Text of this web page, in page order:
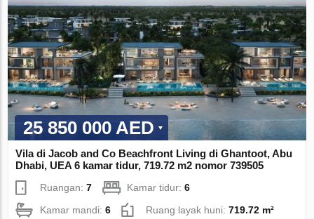
25 850 000 AED
Vila di Jacob and Co Beachfront Living di Ghantoot, Abu
Dhabi, UEA 6 kamar tidur, 719.72 m2 nomor 739505
Ruangan:7 Kamar tidur:6
Kamar mandi:6 Ruang layak huni:719.72 m²